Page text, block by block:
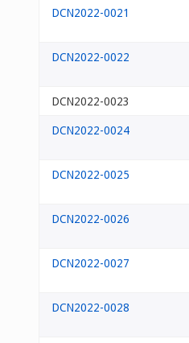
DCN2022-0021
DCN2022-0022
DCN2022-0023
DCN2022-0024
DCN2022-0025
DCN2022-0026
DCN2022-0027
DCN2022-0028